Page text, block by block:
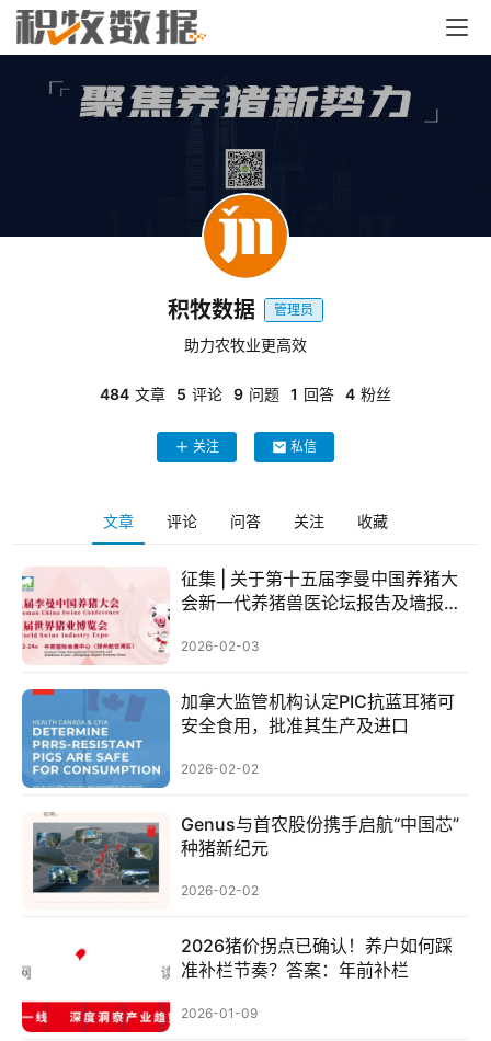
积牧数据 管理员
助力农牧业更高效
484 文章 5 评论 9 问题 1 回答 4 粉丝
关注 私信
文章 评论 问答 关注 收藏
征集 | 关于第十五届李曼中国养猪大
会新一代养猪兽医论坛报告及墙报征
2026-02-03
加拿大监管机构认定PIC抗蓝耳猪可
安全食用，批准其生产及进口
2026-02-02
Genus与首农股份携手启航“中国芯”
种猪新纪元
2026-02-02
2026猪价拐点已确认！养户如何踩
准补栏节奏？答案：年前补栏
2026-01-09